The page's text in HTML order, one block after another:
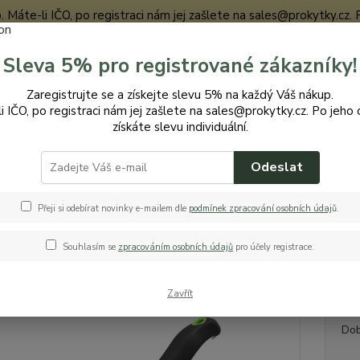
Máte-li IČO, po registraci nám jej zašlete na
Hledat
Pro Zahradu MT vypichovač kořenové zeleniny 35cm
kořenové zeleniny
Sleva 5% pro registrované zákazníky!
Zaregistrujte se a získejte slevu 5% na každý Váš nákup.
IČO, po registraci nám jej zašlete na sales@prokytky.cz. Po jeho
získáte slevu individuální.
Odeslat
Přeji si odebírat novinky e-mailem dle podmínek zpracování osobních údajů.
Souhlasím se zpracováním osobních údajů pro účely registrace.
Zavřít